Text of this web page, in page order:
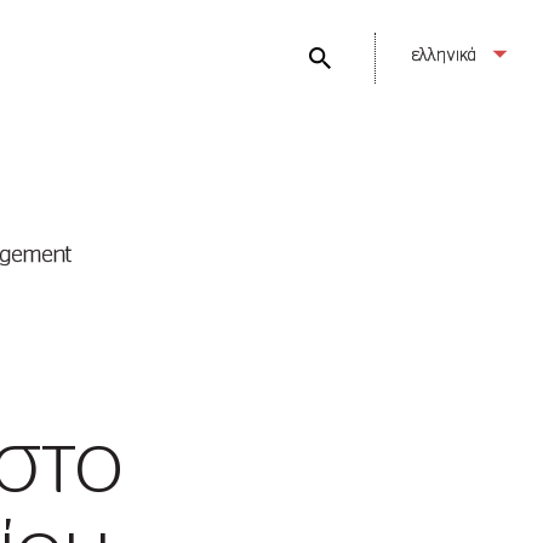
ελληνικά